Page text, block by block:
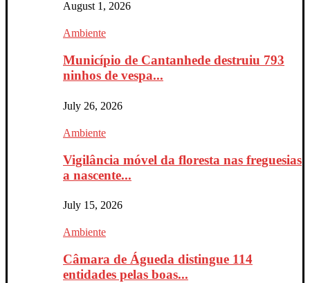
August 1, 2026
Ambiente
Município de Cantanhede destruiu 793
ninhos de vespa...
July 26, 2026
Ambiente
Vigilância móvel da floresta nas freguesias
a nascente...
July 15, 2026
Ambiente
Câmara de Águeda distingue 114
entidades pelas boas...